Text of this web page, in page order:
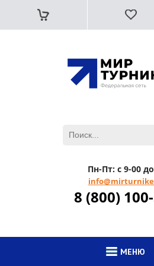
Пн-Пт: с 9-00
8 (800)
МЕНЮ